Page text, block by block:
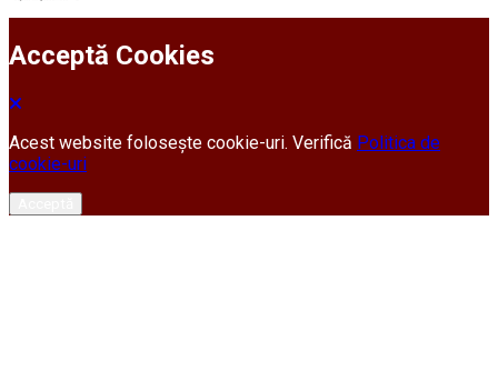
Acceptă Cookies
Acest website folosește cookie-uri. Verifică Politica de
cookie-uri